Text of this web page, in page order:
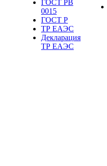
ГОСТ РВ
0015
ГОСТ Р
ТР ЕАЭС
Декларация
ТР ЕАЭС